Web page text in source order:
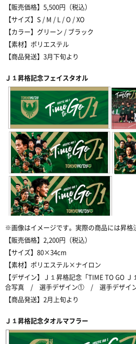
【販売価格】 5,500円（税込）
【サイズ】 S / M / L / O / XO
【カラー】グリーン / ブラック
【素材】ポリエステル
【商品発送】 3月下旬より
Ｊ１昇格記念フェイスタオル
※画像はイメージです。実際の商品には昇格
【販売価格】 2,200円（税込）
【サイズ】 80×34cm
【素材】ポリエステル×ナイロン
【デザイン】Ｊ１昇格記念「TIME TO GO Ｊ
合写真 / 選手デザイン① / 選手デザ
【商品発送】 2月上旬より
Ｊ１昇格記念タオルマフラー